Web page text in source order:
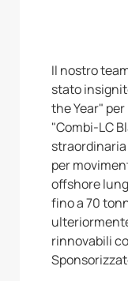
Il nostro
stato
the Year"
"Combi-LC
per
offshore
fino a 70
rinnovabili